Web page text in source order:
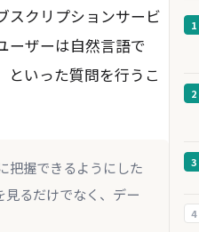
スクリプションサービ
ーザーは自然言語で
といった質問を行うこ
把握できるようにした
るだけでなく、デー
1
2
3
4